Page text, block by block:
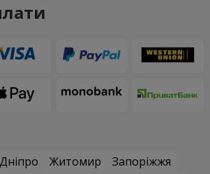
Дніпро Житомир
Запоріжжя